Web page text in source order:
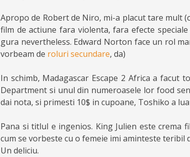
Apropo de Robert de Niro, mi-a placut tare mult
film de actiune fara violenta, fara efecte
gura nevertheless. Edward Norton face un rol
vorbeam de roluri secundare, da)
In schimb, Madagascar Escape 2 Africa a
Department si unul din numeroasele lor food
dai nota, si primesti 10$ in cupoane, Toshiko a
Pana si titlul e ingenios. King Julien este crema
cum se vorbeste cu o femeie imi aminteste teribil
Un deliciu.